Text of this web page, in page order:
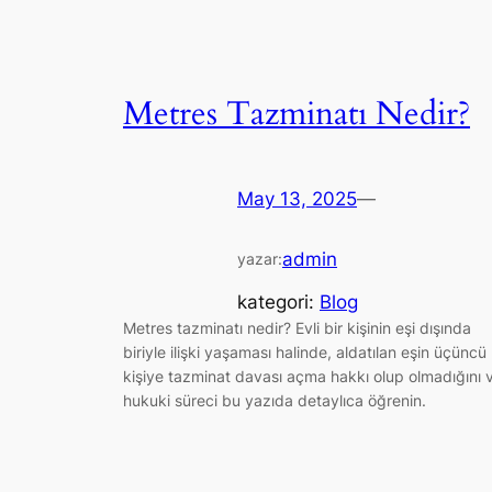
Metres Tazminatı Nedir?
May 13, 2025—
yazar:admin
kategori: Blog
Metres tazminatı nedir? Evli bir kişinin eşi dışında
biriyle ilişki yaşaması halinde, aldatılan eşin üçüncü
kişiye tazminat davası açma hakkı olup olmadığını
hukuki süreci bu yazıda detaylıca öğrenin.